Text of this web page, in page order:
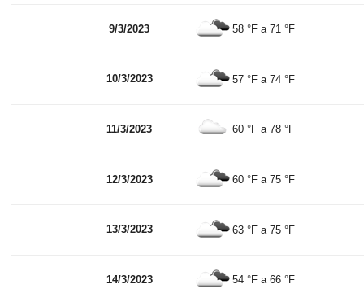
9/3/2023 58 °F a71 °F
10/3/2023 57 °F a74 °F
11/3/2023 60 °F a78 °F
12/3/2023 60 °F a75 °F
13/3/2023 63 °F a75 °F
14/3/2023 54 °F a66 °F